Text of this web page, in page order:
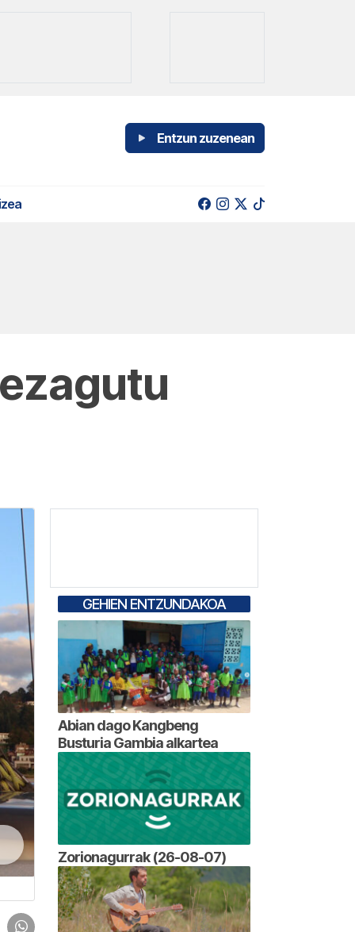
Entzun zuzenean
GEHIEN ENTZUNDAKOA
Abian dago Kangbeng
Busturia Gambia alkartea
Zorionagurrak (26-08-07)